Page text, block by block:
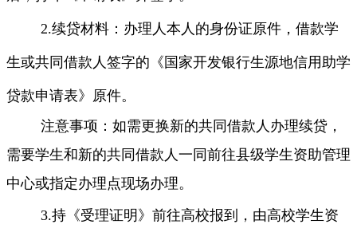
2.续贷材料：办理人本人的身份证原件，借款学
生或共同借款人签字的《国家开发银行生源地信用助学
贷款申请表》原件。
注意事项：如需更换新的共同借款人办理续贷，
需要学生和新的共同借款人一同前往县级学生资助管理
中心或指定办理点现场办理。
3.持《受理证明》前往高校报到，由高校学生资